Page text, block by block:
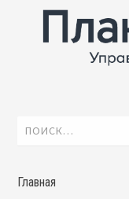
Найти:
Главная